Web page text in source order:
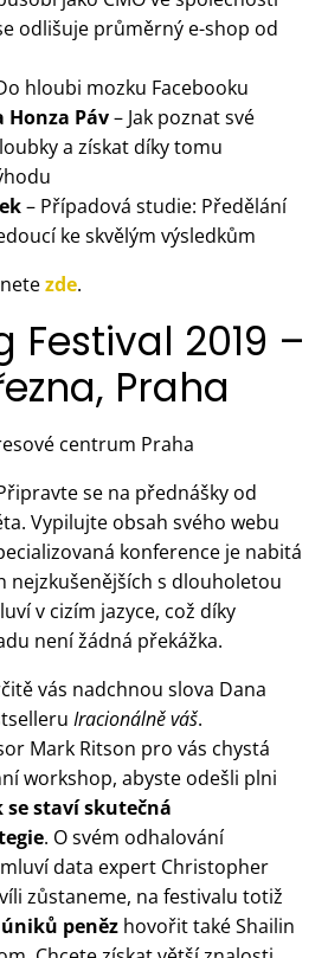
odlišuje průměrný e-shop od
hloubi mozku Facebooku
Honza Páv– Jak poznat své
a získat díky tomu
– Případová studie: Předělání
ke skvělým výsledkům
zde.
Festival 2019 –
Praha
centrum Praha
se na přednášky od
Vypilujte obsah svého webu
konference je nabitá
nejzkušenějších s dlouholetou
v cizím jazyce, což díky
není žádná překážka.
vás nadchnou slova Dana
Iracionálně váš.
Mark Ritson pro vás chystá
workshop, abyste odešli plni
se staví skutečná
. O svém odhalování
data expert Christopher
zůstaneme, na festivalu totiž
peněz hovořit také Shailin